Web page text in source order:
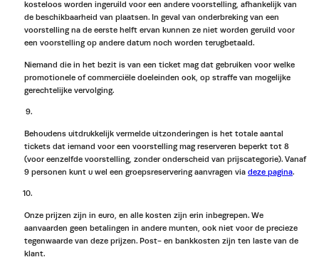
kosteloos worden ingeruild voor een andere voorstelling, afhankelijk van
de beschikbaarheid van plaatsen. In geval van onderbreking van een
voorstelling na de eerste helft ervan kunnen ze niet worden geruild voor
een voorstelling op andere datum noch worden terugbetaald.
Niemand die in het bezit is van een ticket mag dat gebruiken voor welke
promotionele of commerciële doeleinden ook, op straffe van mogelijke
gerechtelijke vervolging.
Behoudens uitdrukkelijk vermelde uitzonderingen is het totale aantal
tickets dat iemand voor een voorstelling mag reserveren beperkt tot 8
(voor eenzelfde voorstelling, zonder onderscheid van prijscategorie). Vanaf
9 personen kunt u wel een groepsreservering aanvragen via deze pagina.
Onze prijzen zijn in euro, en alle kosten zijn erin inbegrepen. We
aanvaarden geen betalingen in andere munten, ook niet voor de precieze
tegenwaarde van deze prijzen. Post- en bankkosten zijn ten laste van de
klant.